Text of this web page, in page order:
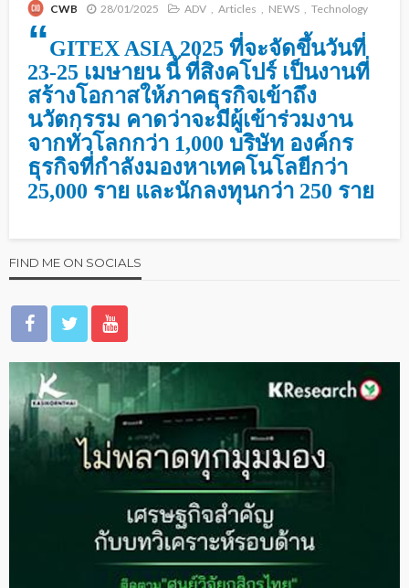
CWB 28/01/2025 ADV Articles NEWS Technology
“GITEX ASIA 2025 ที่จะจัดขึ้นวันที่
23-25 ​​เมษายน นี้ ที่สิงคโปร์ เป็นงานที่
สร้างโอกาสให้ภาคธุรกิจเข้าถึง
นวัตกรรม คาดว่าจะมีผู้เข้าร่วมงาน
จากทั่วโลกกว่า 1,000 บริษัท องค์กร
ธุรกิจที่กำลังมองหาเทคโนโลยีกว่า
25,000 ราย และนักลงทุนกว่า 250 ราย
FIND ME ON SOCIALS